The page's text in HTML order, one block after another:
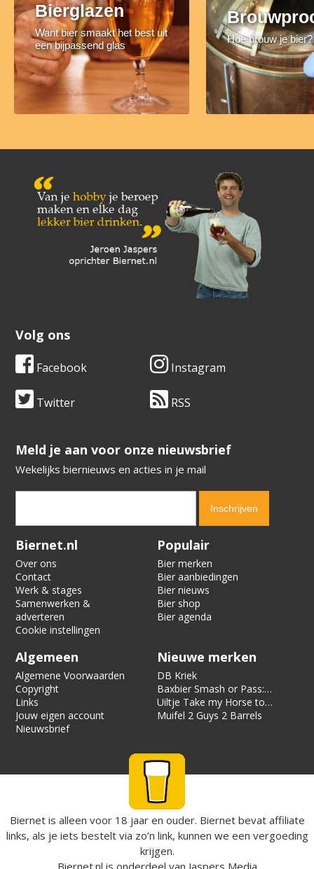
Bierglazen
Want bier smaakt het best uit
een bijpassend glas
Hoe brouw je bier?
Volg ons
Facebook Instagram
Twitter RSS
​​​​​​​Meld je aan voor onze nieuwsbrief
Wekelijks biernieuws en acties in je mail
Verification code:
Biernet.nl
Over ons
Contact
Werk & stages
Samenwerken &
adverteren
Cookie instellingen
Populair
Bier merken
Bier aanbiedingen
Bier nieuws
Bier shop
Bier agenda
Algemeen
Algemene Voorwaarden
Copyright
Links
Jouw eigen account
Nieuwsbrief
Nieuwe merken
DB Kriek
Baxbier Smash or Pass:
Strata
Uiltje Take my Horse to
the Hotel Room
Muifel 2 Guys 2 Barrels
Biernet is alleen voor 18 jaar en ouder. Biernet bevat affiliate
links, als je iets bestelt via zo’n link, kunnen we een vergoeding
krijgen.
Biernet.nl is onderdeel van Jaspers Media